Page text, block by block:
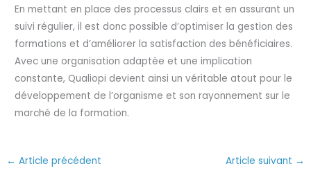
En mettant en place des processus clairs et en assurant un
suivi régulier, il est donc possible d’optimiser la gestion des
formations et d’améliorer la satisfaction des bénéficiaires.
Avec une organisation adaptée et une implication
constante, Qualiopi devient ainsi un véritable atout pour le
développement de l’organisme et son rayonnement sur le
marché de la formation.
← Article précédent Article suivant →